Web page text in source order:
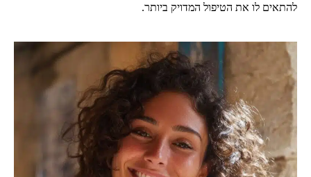
להתאים לו את הטיפול המדויק ביותר.